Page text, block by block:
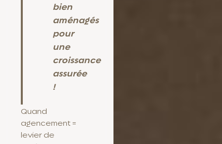
bien
aménagés
pour
une
croissance
assurée
!
Quand
agencement =
levier de